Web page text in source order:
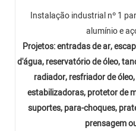
Instalação industrial nº 1
alumínio e
Projetos: entradas de ar,
d'água, reservatório de óleo,
radiador, resfriador de
estabilizadoras, protetor de
suportes, para-choques,
prensagem